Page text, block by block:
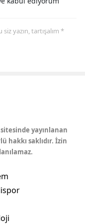
yazın, tartışalım *
yayınlanan
hakkı saklıdır. İzin